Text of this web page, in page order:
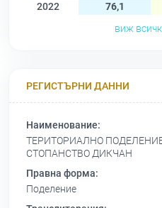
2022
76,1
виж
РЕГИСТЪРНИ ДАННИ
Наименование:
ТЕРИТОРИАЛНО
СТОПАНСТВО ДИКЧАН
Правна форма:
Поделение